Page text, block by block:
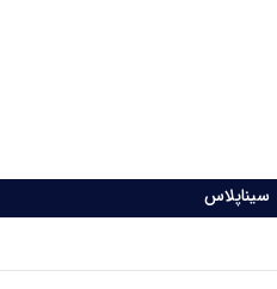
سیناپلاس